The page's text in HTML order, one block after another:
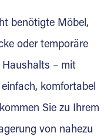
benötigte Möbel,
oder temporäre
Haushalts – mit
komfortabel
Sie zu Ihrem
von nahezu